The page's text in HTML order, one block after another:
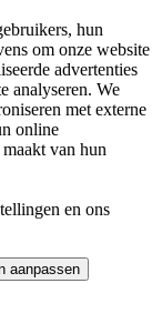
hun
om onze website
advertenties
analyseren. We
met externe
online
van hun
en ons
aanpassen